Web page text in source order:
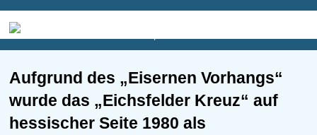
Aufgrund des „Eisernen Vorhangs“
wurde das „Eichsfelder Kreuz“ auf
hessischer Seite 1980 als
Werde Naturpark-Partner
Infomaterial und Downloads
Tiere und Pflanzen
Projekte
Familientipps
Wilde Schätze
Grünes Band
Nationalpark Hainich